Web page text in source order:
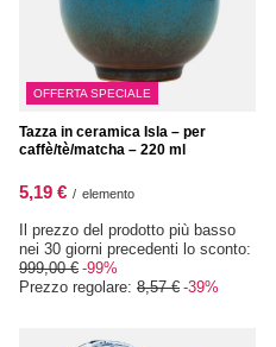
OFFERTA SPECIALE
Tazza in ceramica Isla – per
caffè/tè/matcha – 220 ml
5,19 € / elemento
Il prezzo del prodotto più basso
nei 30 giorni precedenti lo sconto:
999,00 € -99%
Prezzo regolare: 8,57 € -39%